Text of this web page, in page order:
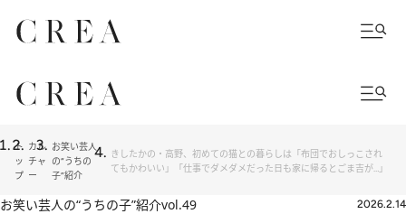
ト
ッ
プ
カル
チャ
ー
お笑い芸人
の“うちの
子”紹介
きしたかの・高野、初めての猫との暮らしは「布団でおしっこされ
てもかわいい」「仕事でダメダメだった日も家に帰るとごま吉が…」
お笑い芸人の“うちの子”紹介vol.49 2026.2.14